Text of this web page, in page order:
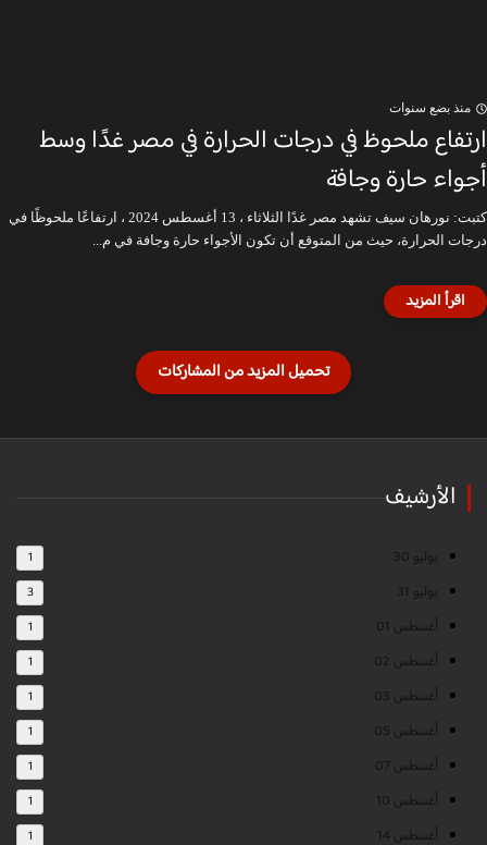
منذ بضع سنوات
ارتفاع ملحوظ في درجات الحرارة في مصر غدًا وسط
أجواء حارة وجافة
كتبت: نورهان سيف تشهد مصر غدًا الثلاثاء ، 13 أغسطس 2024 ، ارتفاعًا ملحوظًا في
درجات الحرارة، حيث من المتوقع أن تكون الأجواء حارة وجافة في م...
الأرشيف
يوليو 30 1
يوليو 31 3
أغسطس 01 1
أغسطس 02 1
أغسطس 03 1
أغسطس 05 1
أغسطس 07 1
أغسطس 10 1
أغسطس 14 1